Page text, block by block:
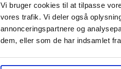
Vi bruger cookies til at tilpasse
vores trafik. Vi deler også
annonceringspartnere og
dem, eller som de har indsamlet